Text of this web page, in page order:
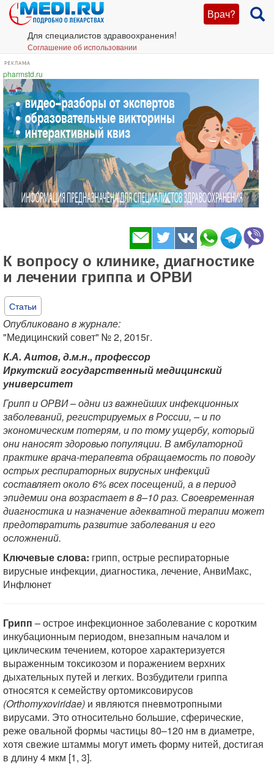
Врач?
Для специалистов здравоохранения!
Соглашение об использовании
pharmstd.ru
К вопросу о клинике, диагностике
и лечении гриппа и ОРВИ
Статьи
Опубликовано в журнале:
"Медицинский совет" № 2, 2015г.
К.А. Аитов, д.м.н., профессор
Иркутский государственный медицинский
университет
Грипп и ОРВИ – одни из важнейших инфекционных
заболеваний, регистрируемых в России, – и по
экономическим потерям, и по тому ущербу, который
они наносят здоровью популяции. В амбулаторной
практике врача-терапевта обращаемость по поводу
острых респираторных вирусных инфекций
составляет около 6% всех посещений, а в период
эпидемии она возрастает в 8–10 раз. Своевременная
диагностика и назначение адекватной терапии может
предотвратить развитие заболевания и его
осложнений.
Ключевые слова: грипп, острые респираторные
вирусные инфекции, диагностика, лечение, АнвиМакс,
Инфлюнет
Грипп – острое инфекционное заболевание с коротким
инкубационным периодом, внезапным началом и
циклическим течением, которое характеризуется
выраженным токсикозом и поражением верхних
дыхательных путей и легких. Возбудители гриппа
относятся к семейству ортомиксовирусов
(Orthomyxoviridae) и являются пневмотропными
вирусами. Это относительно большие, сферические,
реже овальной формы частицы 80–120 нм в диаметре,
хотя свежие штаммы могут иметь форму нитей, достигая
в длину 4 мкм [1, 3].